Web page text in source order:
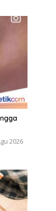
2026